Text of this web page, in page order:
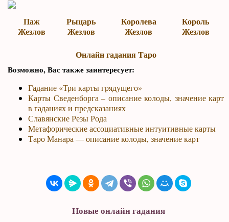
Паж
Жезлов
Рыцарь
Жезлов
Королева
Жезлов
Король
Жезлов
Онлайн гадания Таро
Возможно, Вас также заинтересует:
Гадание «Три карты грядущего»
Карты Сведенборга – описание колоды, значение карт
в гаданиях и предсказаниях
Славянские Резы Рода
Метафорические ассоциативные интуитивные карты
Таро Манара — описание колоды, значение карт
Новые онлайн гадания